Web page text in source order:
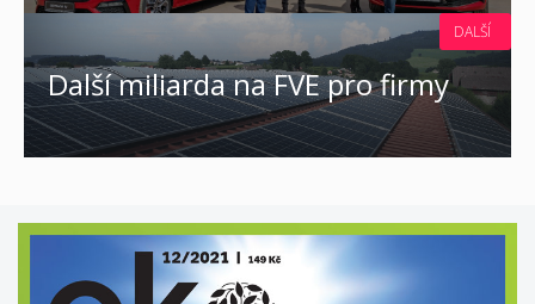
Další miliarda na FVE pro firmy
DALŠÍ